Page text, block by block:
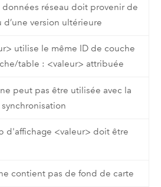
réseau doit provenir de
d’une version ultérieure
utilise le même ID de couche
table : <valeur> attribuée
peut pas être utilisée avec la
d'affichage <valeur> doit être
contient pas de fond de carte